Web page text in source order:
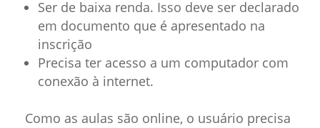
Ser de baixa renda. Isso deve ser declarado
em documento que é apresentado na
inscrição
Precisa ter acesso a um computador com
conexão à internet.
Como as aulas são online, o usuário precisa